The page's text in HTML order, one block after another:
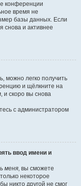
конференции
время не
базы данных. Если
снова и активнее
можно легко получить
и щёлкните на
и скоро вы снова
с администратором
ввод имени и
меня, вы сможете
некоторое
никто другой не смог